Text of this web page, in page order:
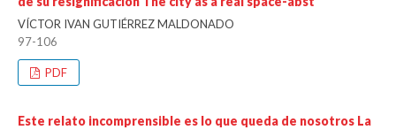
VÍCTOR IVAN GUTIÉRREZ MALDONADO
97-106
PDF
Este relato incomprensible es lo que queda de nosotros La